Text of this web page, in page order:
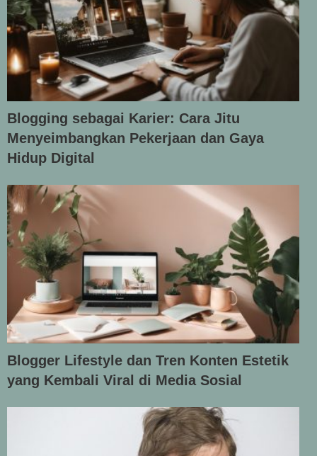
Blogging sebagai Karier: Cara Jitu
Menyeimbangkan Pekerjaan dan Gaya
Hidup Digital
Blogger Lifestyle dan Tren Konten Estetik
yang Kembali Viral di Media Sosial